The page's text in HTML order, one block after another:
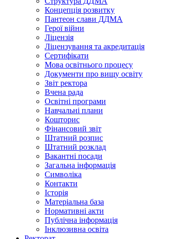
Концепція розвитку
Пантеон слави ДДМА
Герої війни
Ліцензія
Ліцензування та акредитація
Сертифікати
Мова освітнього процесу
Документи про вищу освіту
Звіт ректора
Вчена рада
Освітні програми
Навчальні плани
Кошторис
Фінансовий звіт
Штатний розпис
Штатний розклад
Вакантні посади
Загальна інформація
Символіка
Контакти
Історія
Матеріальна база
Нормативні акти
Публічна інформація
Інклюзивна освіта